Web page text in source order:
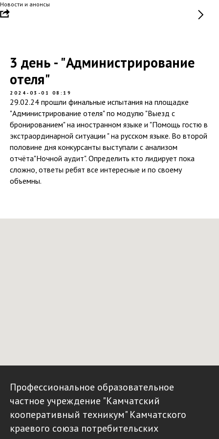
Новости и анонсы
3 день - "Администрирование
отеля"
2024-03-01 08:19
29.02.24 прошли финальные испытания на площадке
"Администрирование отеля" по модулю "Выезд с
бронированием" на иностранном языке и "Помощь гостю в
экстраординарной ситуации " на русском языке. Во второй
половине дня конкурсанты выступали с анализом
отчёта"Ночной аудит". Определить кто лидирует пока
сложно, ответы ребят все интересные и по своему
объемны.
Профессиональное образовательное
частное учреждение "Камчатский
кооперативный техникум" Камчатского
краевого союза потребительских